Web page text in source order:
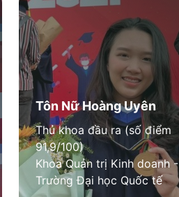
Tôn Nữ Hoàng Uyên
Thủ khoa đầu ra (số điểm
91,9/100)
Khoa Quản trị Kinh doanh -
Trường Đại học Quốc tế